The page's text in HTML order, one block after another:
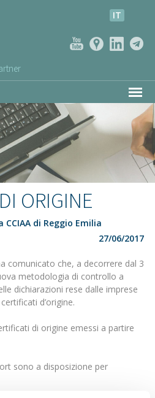
IT
ORIGINE
di Reggio Emilia
27/06/2017
comunicato che, a decorrere dal 3
metodologia di controllo a
dichiarazioni rese dalle imprese
d’origine.
di origine emessi a partire
sono a disposizione per